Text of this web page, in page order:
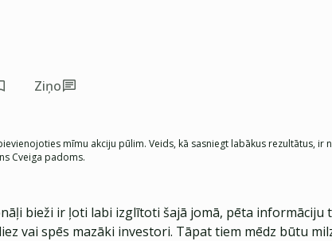
Ziņo
mīmu akciju pūlim. Veids, kā sasniegt labākus rezultātus, ir
Cveiga padoms.
bieži ir ļoti labi izglītoti šajā jomā, pēta informāciju
vai spēs mazāki investori. Tāpat tiem mēdz būtu